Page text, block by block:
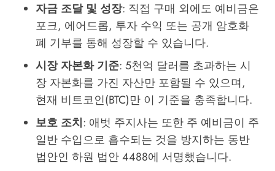
자금 조달 및 성장: 직접 구매 외에도 예비금은
포크, 에어드롭, 투자 수익 또는 공개 암호화
폐 기부를 통해 성장할 수 있습니다.
시장 자본화 기준: 5천억 달러를 초과하는 시
장 자본화를 가진 자산만 포함될 수 있으며,
현재 비트코인(BTC)만 이 기준을 충족합니다.
보호 조치: 애벗 주지사는 또한 주 예비금이 주
일반 수입으로 흡수되는 것을 방지하는 동반
법안인 하원 법안 4488에 서명했습니다.